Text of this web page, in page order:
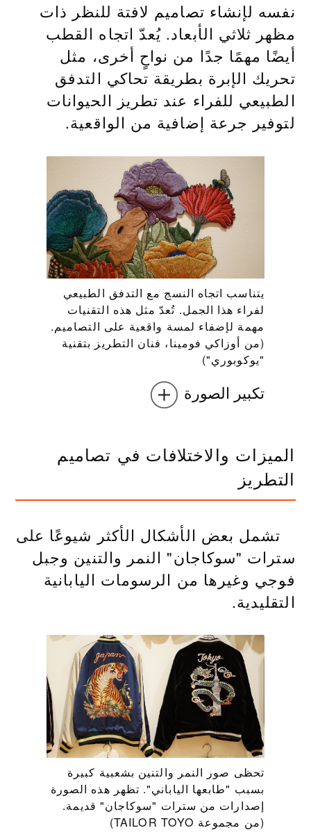
نفسه لإنشاء تصاميم لافتة للنظر ذات
مظهر ثلاثي الأبعاد. يُعدّ اتجاه القطب
أيضًا مهمًا جدًا من نواحٍ أخرى، مثل
تحريك الإبرة بطريقة تحاكي التدفق
الطبيعي للفراء عند تطريز الحيوانات
لتوفير جرعة إضافية من الواقعية.
يتناسب اتجاه النسج مع التدفق الطبيعي
لفراء هذا الجمل. تُعدّ مثل هذه التقنيات
مهمة لإضفاء لمسة واقعية على التصاميم.
(من أوزاكي فومينا، فنان التطريز بتقنية
"يوكوبوري")
تكبير الصورة
الميزات والاختلافات في تصاميم
التطريز
تشمل بعض الأشكال الأكثر شيوعًا على
سترات "سوكاجان" النمر والتنين وجبل
فوجي وغيرها من الرسومات اليابانية
التقليدية.
تحظى صور النمر والتنين بشعبية كبيرة
بسبب "طابعها الياباني". تظهر هذه الصورة
إصدارات من سترات "سوكاجان" قديمة.
(من مجموعة TAILOR TOYO)